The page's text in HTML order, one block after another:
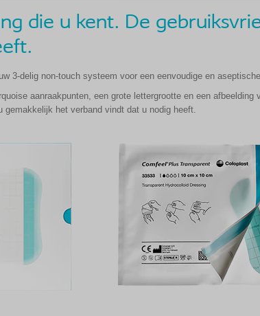
die u kent. De
3-delig non-touch systeem voor een eenvoudige en
aanraakpunten, een grote lettergrootte en een afbeelding
gemakkelijk het verband vindt dat u nodig heeft.